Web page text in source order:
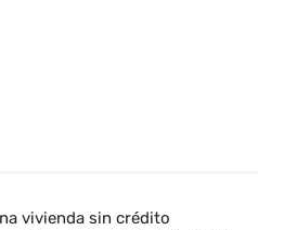
vivienda sin crédito